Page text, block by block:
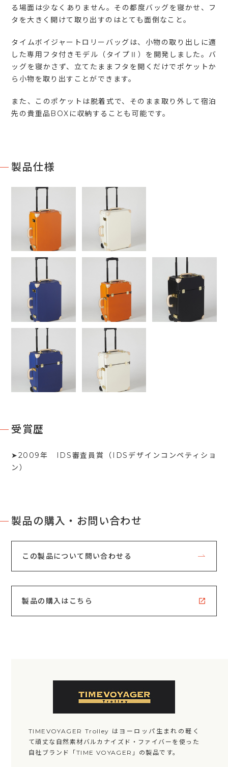
る場面は少なくありません。その都度バッグを寝かせ、フ
タを大きく開けて取り出すのはとても面倒なこと。
タイムボイジャートロリーバッグは、小物の取り出しに適
した専用フタ付きモデル（タイプⅡ）を開発しました。バ
ッグを寝かさず、立てたままフタを開くだけでポケットか
ら小物を取り出すことができます。
また、このポケットは脱着式で、そのまま取り外して宿泊
先の貴重品BOXに収納することも可能です。
製品仕様
受賞歴
➤2009年 IDS審査員賞（IDSデザインコンペティショ
ン）
製品の購入・お問い合わせ
この製品について問い合わせる
製品の購入はこちら open_in_new
TIMEVOYAGER Trolley はヨーロッパ生まれの軽く
て頑丈な自然素材バルカナイズド・ファイバーを使った
自社ブランド「TIME VOYAGER」の製品です。